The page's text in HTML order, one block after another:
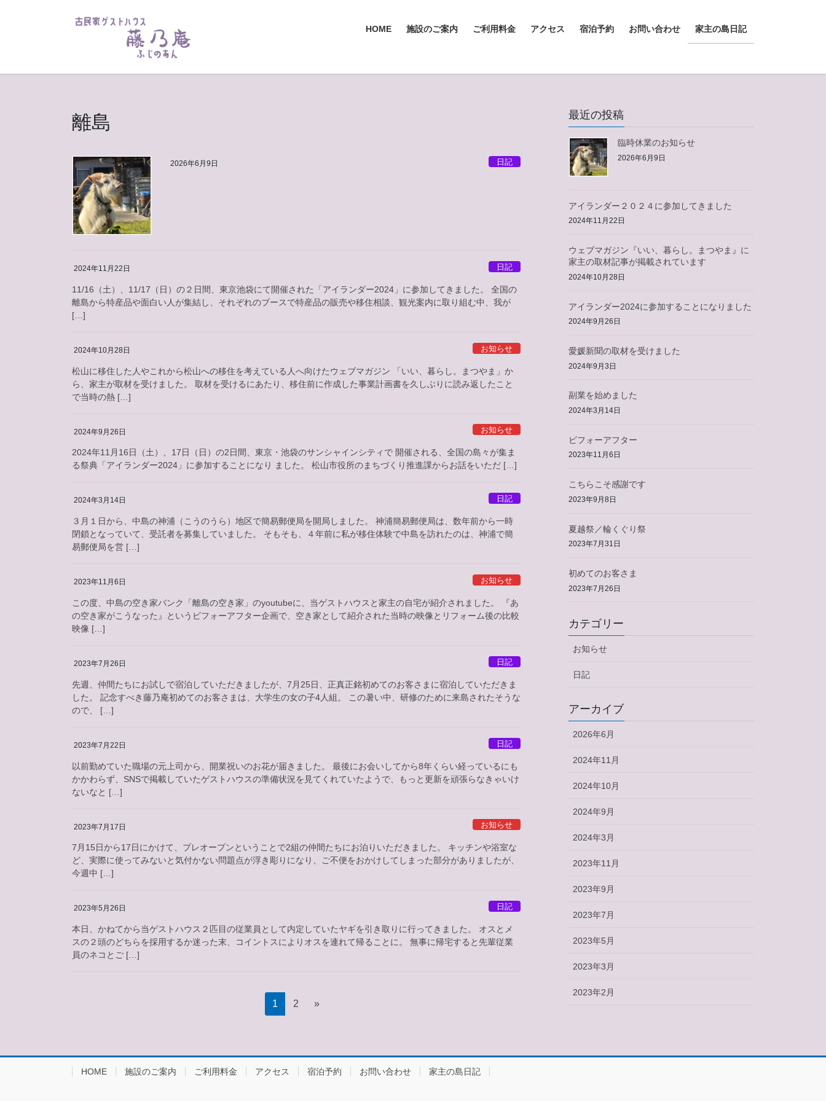
HOME 施設のご案内 ご利用料金 アクセス 宿泊予約 お問い合わせ 家主の島日記
離島
2026年6月9日 日記
2024年11月22日 日記
11/16（土）、11/17（日）の２日間、東京池袋にて開催された「アイランダー2024」に参加してきました。 全国の
離島から特産品や面白い人が集結し、それぞれのブースで特産品の販売や移住相談、観光案内に取り組む中、我が
[…]
2024年10月28日 お知らせ
松山に移住した人やこれから松山への移住を考えている人へ向けたウェブマガジン 「いい、暮らし。まつやま」か
ら、家主が取材を受けました。 取材を受けるにあたり、移住前に作成した事業計画書を久しぶりに読み返したこと
で当時の熱 […]
2024年9月26日 お知らせ
2024年11月16日（土）、17日（日）の2日間、東京・池袋のサンシャインシティで 開催される、全国の島々が集ま
る祭典「アイランダー2024」に参加することになり ました。 松山市役所のまちづくり推進課からお話をいただ […]
2024年3月14日 日記
３月１日から、中島の神浦（こうのうら）地区で簡易郵便局を開局しました。 神浦簡易郵便局は、数年前から一時
閉鎖となっていて、受託者を募集していました。 そもそも、４年前に私が移住体験で中島を訪れたのは、神浦で簡
易郵便局を営 […]
2023年11月6日 お知らせ
この度、中島の空き家バンク「離島の空き家」のyoutubeに、当ゲストハウスと家主の自宅が紹介されました。 『あ
の空き家がこうなった』というビフォーアフター企画で、空き家として紹介された当時の映像とリフォーム後の比較
映像 […]
2023年7月26日 日記
先週、仲間たちにお試しで宿泊していただきましたが、7月25日、正真正銘初めてのお客さまに宿泊していただきま
した。 記念すべき藤乃庵初めてのお客さまは、大学生の女の子4人組。 この暑い中、研修のために来島されたそうな
ので、 […]
2023年7月22日 日記
以前勤めていた職場の元上司から、開業祝いのお花が届きました。 最後にお会いしてから8年くらい経っているにも
かかわらず、SNSで掲載していたゲストハウスの準備状況を見てくれていたようで、もっと更新を頑張らなきゃいけ
ないなと […]
2023年7月17日 お知らせ
7月15日から17日にかけて、プレオープンということで2組の仲間たちにお泊りいただきました。 キッチンや浴室な
ど、実際に使ってみないと気付かない問題点が浮き彫りになり、ご不便をおかけしてしまった部分がありましたが、
今週中 […]
2023年5月26日 日記
本日、かねてから当ゲストハウス２匹目の従業員として内定していたヤギを引き取りに行ってきました。 オスとメ
スの２頭のどちらを採用するか迷った末、コイントスによりオスを連れて帰ることに。 無事に帰宅すると先輩従業
員のネコとご […]
ペ
ー
固
定
ジ
1
固
ジ
2 »
最近の投稿
臨時休業のお知らせ
2026年6月9日
アイランダー２０２４に参加してきました
2024年11月22日
ウェブマガジン『いい、暮らし。まつやま』に
家主の取材記事が掲載されています
2024年10月28日
アイランダー2024に参加することになりました
2024年9月26日
愛媛新聞の取材を受けました
2024年9月3日
副業を始めました
2024年3月14日
ビフォーアフター
2023年11月6日
こちらこそ感謝です
2023年9月8日
夏越祭／輪くぐり祭
2023年7月31日
初めてのお客さま
2023年7月26日
カテゴリー
お知らせ
日記
アーカイブ
2026年6月
2024年11月
2024年10月
2024年9月
2024年3月
2023年11月
2023年9月
2023年7月
2023年5月
2023年3月
2023年2月
HOME 施設のご案内 ご利用料金 アクセス 宿泊予約 お問い合わせ 家主の島日記